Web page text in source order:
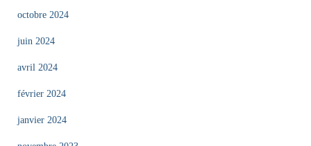
octobre 2024
juin 2024
avril 2024
février 2024
janvier 2024